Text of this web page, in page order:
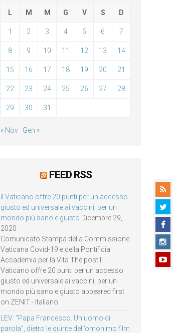
L M M G V S D
1 2 3 4 5 6 7
8 9 10 11 12 13 14
15 16 17 18 19 20 21
22 23 24 25 26 27 28
29 30 31
« Nov Gen »
FEED RSS
Il Vaticano offre 20 punti per un accesso
giusto ed universale ai vaccini, per un
mondo più sano e giusto Dicembre 29,
2020
Comunicato Stampa della Commissione
Vaticana Covid-19 e della Pontificia
Accademia per la Vita The post Il
Vaticano offre 20 punti per un accesso
giusto ed universale ai vaccini, per un
mondo più sano e giusto appeared first
on ZENIT - Italiano.
LEV: “Papa Francesco. Un uomo di
parola”, dietro le quinte dell’omonimo film